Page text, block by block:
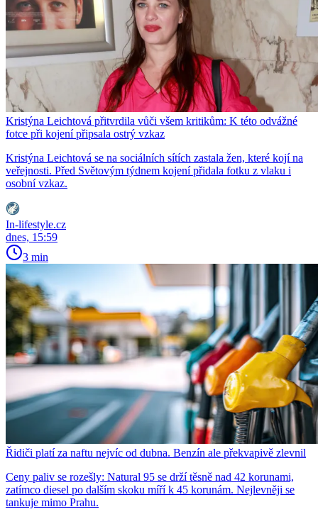
Kristýna Leichtová přitvrdila vůči všem kritikům: K této odvážné
fotce při kojení připsala ostrý vzkaz
Kristýna Leichtová se na sociálních sítích zastala žen, které kojí na
veřejnosti. Před Světovým týdnem kojení přidala fotku z vlaku i
osobní vzkaz.
In-lifestyle.cz
dnes, 15:59
3 min
Řidiči platí za naftu nejvíc od dubna. Benzín ale překvapivě zlevnil
Ceny paliv se rozešly: Natural 95 se drží těsně nad 42 korunami,
zatímco diesel po dalším skoku míří k 45 korunám. Nejlevněji se
tankuje mimo Prahu.